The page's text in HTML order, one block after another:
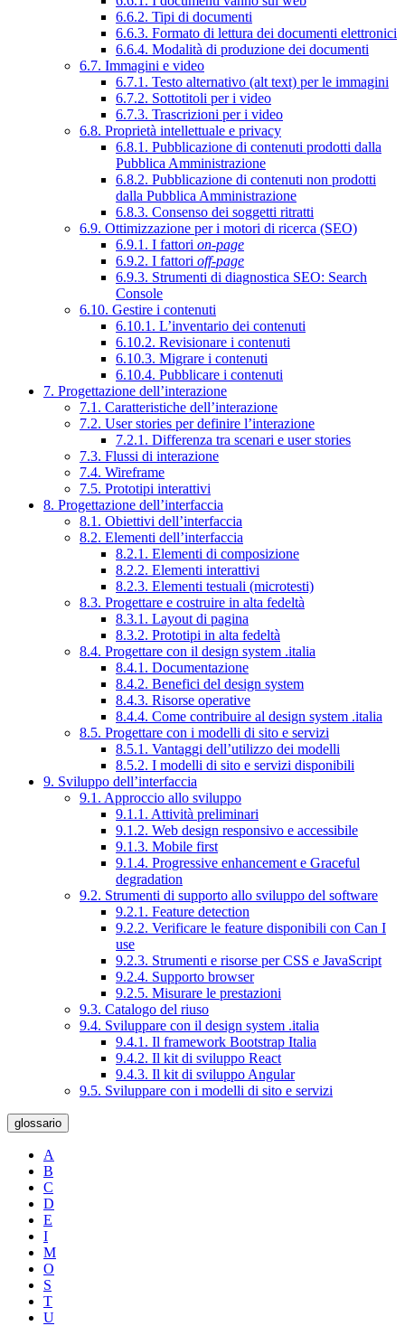
6.6.2. Tipi di documenti
6.6.3. Formato di lettura dei documenti elettronici
6.6.4. Modalità di produzione dei documenti
6.7. Immagini e video
6.7.1. Testo alternativo (alt text) per le immagini
6.7.2. Sottotitoli per i video
6.7.3. Trascrizioni per i video
6.8. Proprietà intellettuale e privacy
6.8.1. Pubblicazione di contenuti prodotti dalla
Pubblica Amministrazione
6.8.2. Pubblicazione di contenuti non prodotti
dalla Pubblica Amministrazione
6.8.3. Consenso dei soggetti ritratti
6.9. Ottimizzazione per i motori di ricerca (SEO)
6.9.1. I fattori on-page
6.9.2. I fattori off-page
6.9.3. Strumenti di diagnostica SEO: Search
Console
6.10. Gestire i contenuti
6.10.1. L’inventario dei contenuti
6.10.2. Revisionare i contenuti
6.10.3. Migrare i contenuti
6.10.4. Pubblicare i contenuti
7. Progettazione dell’interazione
7.1. Caratteristiche dell’interazione
7.2. User stories per definire l’interazione
7.2.1. Differenza tra scenari e user stories
7.3. Flussi di interazione
7.4. Wireframe
7.5. Prototipi interattivi
8. Progettazione dell’interfaccia
8.1. Obiettivi dell’interfaccia
8.2. Elementi dell’interfaccia
8.2.1. Elementi di composizione
8.2.2. Elementi interattivi
8.2.3. Elementi testuali (microtesti)
8.3. Progettare e costruire in alta fedeltà
8.3.1. Layout di pagina
8.3.2. Prototipi in alta fedeltà
8.4. Progettare con il design system .italia
8.4.1. Documentazione
8.4.2. Benefici del design system
8.4.3. Risorse operative
8.4.4. Come contribuire al design system .italia
8.5. Progettare con i modelli di sito e servizi
8.5.1. Vantaggi dell’utilizzo dei modelli
8.5.2. I modelli di sito e servizi disponibili
9. Sviluppo dell’interfaccia
9.1. Approccio allo sviluppo
9.1.1. Attività preliminari
9.1.2. Web design responsivo e accessibile
9.1.3. Mobile first
9.1.4. Progressive enhancement e Graceful
degradation
9.2. Strumenti di supporto allo sviluppo del software
9.2.1. Feature detection
9.2.2. Verificare le feature disponibili con Can I
use
9.2.3. Strumenti e risorse per CSS e JavaScript
9.2.4. Supporto browser
9.2.5. Misurare le prestazioni
9.3. Catalogo del riuso
9.4. Sviluppare con il design system .italia
9.4.1. Il framework Bootstrap Italia
9.4.2. Il kit di sviluppo React
9.4.3. Il kit di sviluppo Angular
9.5. Sviluppare con i modelli di sito e servizi
glossario
A
B
C
D
E
I
M
O
S
T
U